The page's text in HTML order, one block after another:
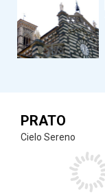
PRATO
Cielo Sereno